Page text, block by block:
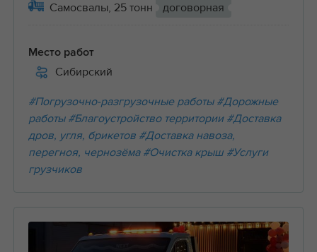
Самосвалы, 25 тонн договорная
Место работ
Сибирский
#Погрузочно-разгрузочные работы #Дорожные
работы #Благоустройство территории #Доставка
дров, угля, брикетов #Доставка навоза,
перегноя, чернозёма #Очистка крыш #Услуги
грузчиков